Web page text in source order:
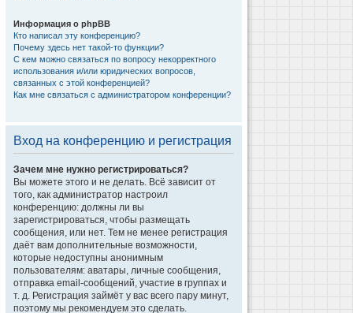
Информация о phpBB
Кто написал эту конференцию?
Почему здесь нет такой-то функции?
С кем можно связаться по вопросу некорректного
использования и/или юридических вопросов,
связанных с этой конференцией?
Как мне связаться с администратором конференции?
Вход на конференцию и регистрация
Зачем мне нужно регистрироваться?
Вы можете этого и не делать. Всё зависит от
того, как администратор настроил
конференцию: должны ли вы
зарегистрироваться, чтобы размещать
сообщения, или нет. Тем не менее регистрация
даёт вам дополнительные возможности,
которые недоступны анонимным
пользователям: аватары, личные сообщения,
отправка email-сообщений, участие в группах и
т. д. Регистрация займёт у вас всего пару минут,
поэтому мы рекомендуем это сделать.